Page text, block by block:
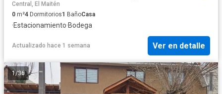
Central, El Maitén
0 m²4 Dormitorios1 BañoCasa
·Estacionamiento·Bodega
Actualizado hace 1 semana Ver en detalle
1/36